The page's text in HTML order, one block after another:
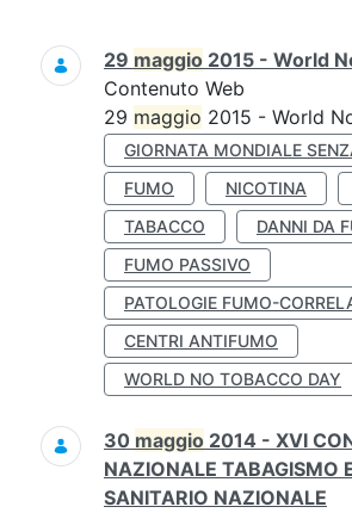
Ricerca
29 maggio 2015 - World
Contenuto Web
29 maggio 2015 - World
GIORNATA MONDIALE
FUMO
NICOTINA
TABACCO
DANNI DA
FUMO PASSIVO
PATOLOGIE FUMO-
CENTRI ANTIFUMO
WORLD NO TOBACCO DAY
30 maggio 2014 - XVI
NAZIONALE TABAGISMO
SANITARIO NAZIONALE